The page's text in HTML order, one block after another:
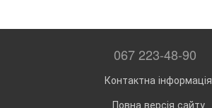
067 223-48-90
Контактна інформація
Повна версія сайту